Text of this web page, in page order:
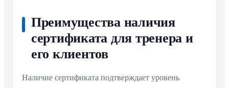
Преимущества наличия
сертификата для тренера и
его клиентов
Наличие сертификата подтверждает уровень